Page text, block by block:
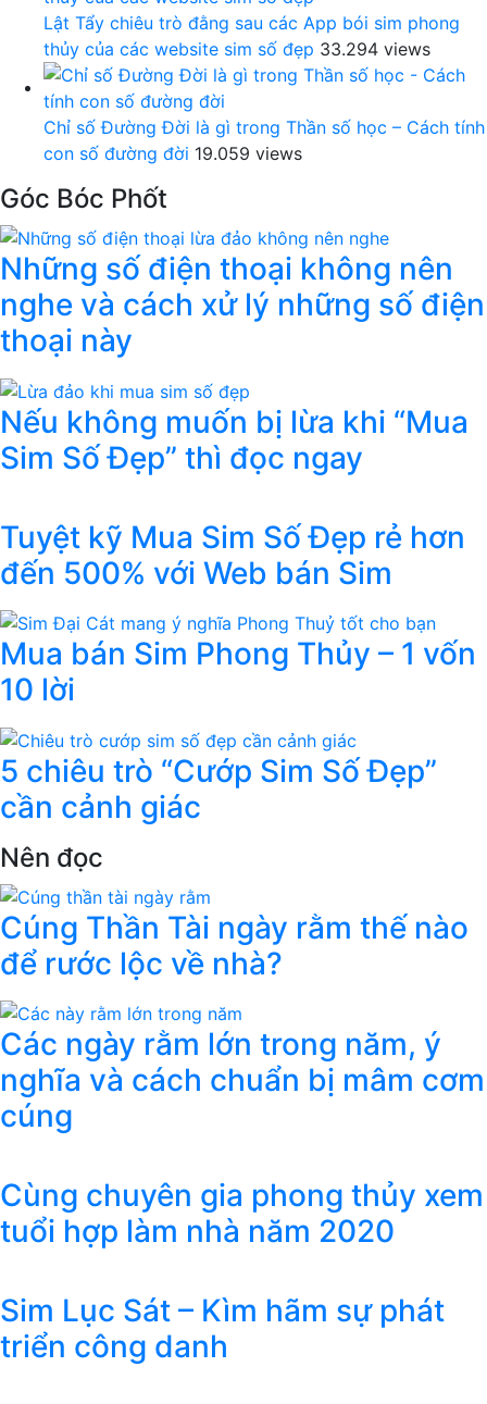
Lật Tẩy chiêu trò đằng sau các App bói sim phong
thủy của các website sim số đẹp 33.294 views
Chỉ số Đường Đời là gì trong Thần số học – Cách tính
con số đường đời 19.059 views
Góc Bóc Phốt
Những số điện thoại không nên
nghe và cách xử lý những số điện
thoại này
Nếu không muốn bị lừa khi “Mua
Sim Số Đẹp” thì đọc ngay
Tuyệt kỹ Mua Sim Số Đẹp rẻ hơn
đến 500% với Web bán Sim
Mua bán Sim Phong Thủy – 1 vốn
10 lời
5 chiêu trò “Cướp Sim Số Đẹp”
cần cảnh giác
Nên đọc
Cúng Thần Tài ngày rằm thế nào
để rước lộc về nhà?
Các ngày rằm lớn trong năm, ý
nghĩa và cách chuẩn bị mâm cơm
cúng
Cùng chuyên gia phong thủy xem
tuổi hợp làm nhà năm 2020
Sim Lục Sát – Kìm hãm sự phát
triển công danh